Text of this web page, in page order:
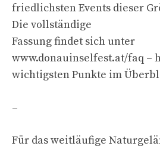
friedlichsten Events dieser
Die vollständige
Fassung findet sich unter
www.donauinselfest.at/faq –
wichtigsten Punkte im
–
Für das weitläufige